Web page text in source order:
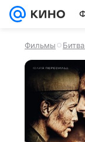
Фильмы